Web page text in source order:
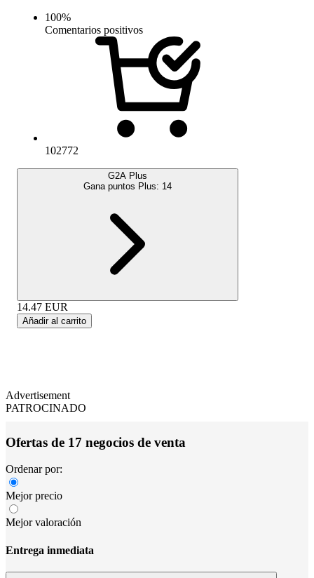
100%
Comentarios positivos
102772
G2A Plus
Gana puntos Plus: 14
14.47 EUR
Añadir al carrito
Advertisement
PATROCINADO
Ofertas de 17 negocios de venta
Ordenar por:
Mejor precio
Mejor valoración
Entrega inmediata